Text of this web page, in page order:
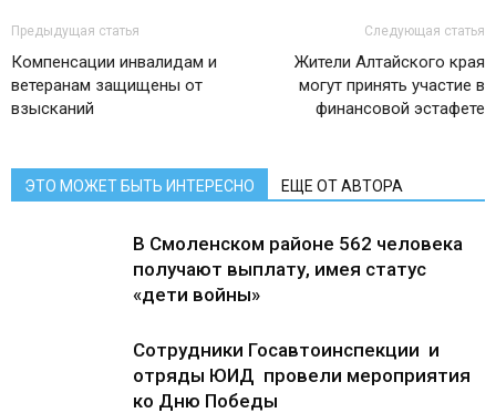
Предыдущая статья
Компенсации инвалидам и
ветеранам защищены от
взысканий
Следующая статья
Жители Алтайского края
могут принять участие в
финансовой эстафете
ЭТО МОЖЕТ БЫТЬ ИНТЕРЕСНО ЕЩЕ ОТ АВТОРА
В Смоленском районе 562 человека
получают выплату, имея статус
«дети войны»
Сотрудники Госавтоинспекции и
отряды ЮИД провели мероприятия
ко Дню Победы